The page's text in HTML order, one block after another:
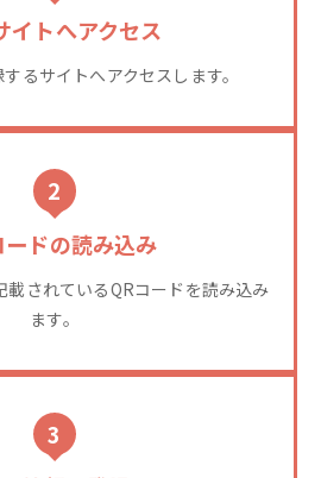
イトへアクセス
るサイトへアクセスします。
2
ードの読み込み
載されているQRコードを読み込み
ます。
3